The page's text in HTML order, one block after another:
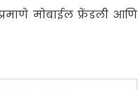
मोबाईल फ्रेंडली आणि